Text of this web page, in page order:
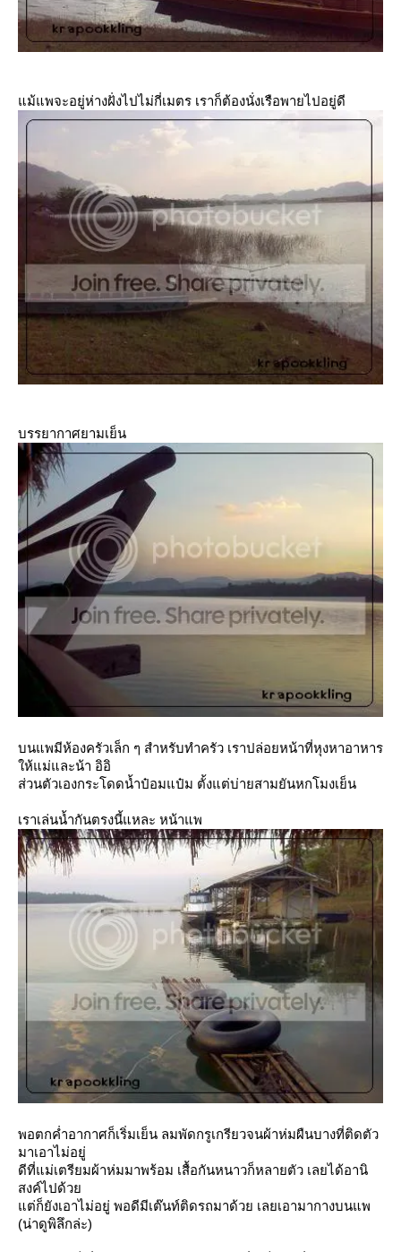
ม้แพจะอยู่ห่างฝั่งไปไม่กี่เมตร เราก็ต้องนั่งเรือพายไปอยู่ดี
บรรยากาศยามเย็น
บนแพมีห้องครัวเล็ก ๆ สำหรับทำครัว เราปล่อยหน้าที่หุงหาอาหาร
ห้แม่และน้า อิอิ
ส่วนตัวเองกระโดดน้ำป๋อมแป๋ม ตั้งแต่บ่ายสามยันหกโมงเย็น
เราเล่นน้ำกันตรงนี้แหละ หน้าแพ
พอตกค่ำอากาศก็เริ่มเย็น ลมพัดกรูเกรียวจนผ้าห่มผืนบางที่ติดตัว
มาเอาไม่อยู่
ดีที่แม่เตรียมผ้าห่มมาพร้อม เสื้อกันหนาวก็หลายตัว เลยได้อานิ
สงค์ไปด้ว
ต่ก็ยังเอาไม่อยู่ พอดีมีเต๊นท์ติดรถมาด้วย เลยเอามากางบนแพ
(น่าดูพิลึกล่ะ)